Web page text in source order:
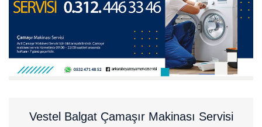
Vestel Balgat Çamaşır Makinası Servisi